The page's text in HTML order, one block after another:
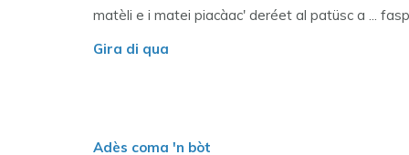
matèli e i matei piacàac' deréet al patüsc a ...
Gira di qua
Adès coma 'n bòt